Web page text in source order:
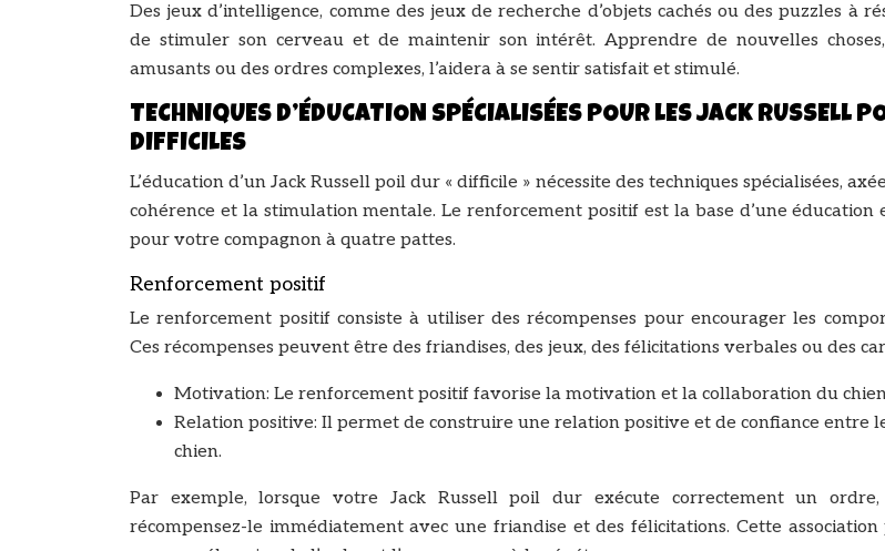
Des jeux d’intelligence, comme des jeux de recherche d’objets cachés ou des puzzles à
de stimuler son cerveau et de maintenir son intérêt. Apprendre de nouvelles
amusants ou des ordres complexes, l’aidera à se sentir satisfait et stimulé.
TECHNIQUES D’ÉDUCATION SPÉCIALISÉES POUR LES JACK RUSSELL
DIFFICILES
L’éducation d’un Jack Russell poil dur « difficile » nécessite des techniques spécialisées,
cohérence et la stimulation mentale. Le renforcement positif est la base d’une éducation
pour votre compagnon à quatre pattes.
Renforcement positif
Le renforcement positif consiste à utiliser des récompenses pour encourager les
Ces récompenses peuvent être des friandises, des jeux, des félicitations verbales ou des
Motivation: Le renforcement positif favorise la motivation et la collaboration du
Relation positive: Il permet de construire une relation positive et de confiance entre
chien.
Par exemple, lorsque votre Jack Russell poil dur exécute correctement un ordre,
récompensez-le immédiatement avec une friandise et des félicitations. Cette